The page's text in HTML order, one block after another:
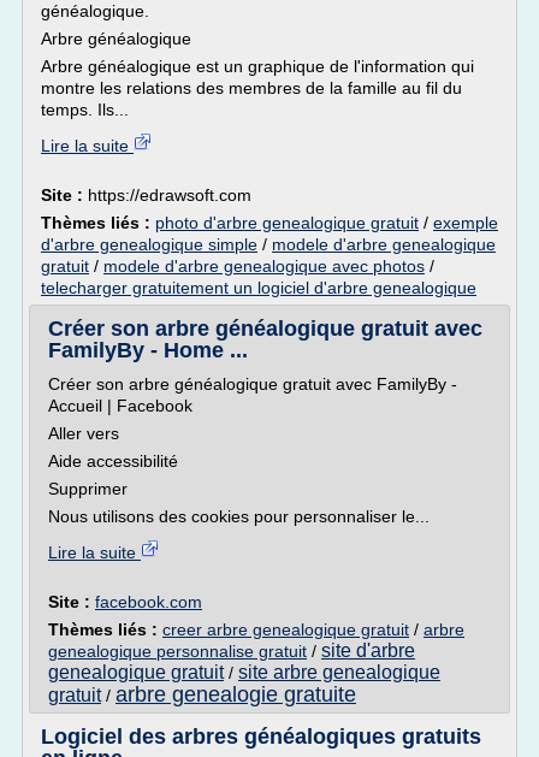
généalogique.
Arbre généalogique
Arbre généalogique est un graphique de l'information qui
montre les relations des membres de la famille au fil du
temps. Ils...
Lire la suite
Site : https://edrawsoft.com
Thèmes liés : photo d'arbre genealogique gratuit / exemple
d'arbre genealogique simple / modele d'arbre genealogique
gratuit / modele d'arbre genealogique avec photos /
telecharger gratuitement un logiciel d'arbre genealogique
Créer son arbre généalogique gratuit avec
FamilyBy - Home ...
Créer son arbre généalogique gratuit avec FamilyBy -
Accueil | Facebook
Aller vers
Aide accessibilité
Supprimer
Nous utilisons des cookies pour personnaliser le...
Lire la suite
Site : facebook.com
Thèmes liés : creer arbre genealogique gratuit / arbre
genealogique personnalise gratuit / site d'arbre
genealogique gratuit/ site arbre genealogique
gratuit/ arbre genealogie gratuite
Logiciel des arbres généalogiques gratuits